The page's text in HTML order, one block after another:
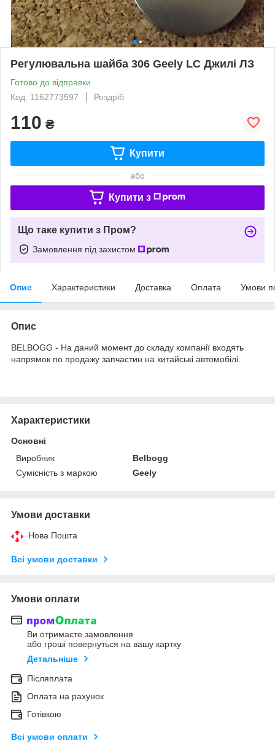
Регулювальна шайба 306 Geely LC Джилі ЛЗ
Готово до відправки
Код: 1162773597
Роздріб
110 ₴
Купити
або
Купити з
Що таке купити з Пром?
Замовлення під захистом
Опис Характеристики Доставка Оплата Умови
Опис
BELBOGG - На даний момент до складу компанії входять
напрямок по продажу запчастин на китайські автомобілі.
Характеристики
Основні
Виробник
Belbogg
Сумісність з маркою
Geely
Умови доставки
Нова Пошта
Всі умови доставки
Умови оплати
Ви отримаєте замовлення
або гроші повернуться на вашу картку
Детальніше
Післяплата
Оплата на рахунок
Готівкою
Всі умови оплати